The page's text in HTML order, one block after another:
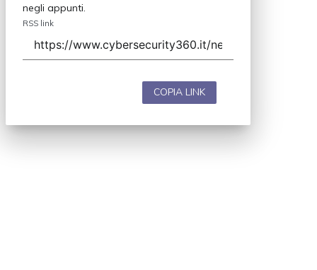
negli appunti.
RSS link
COPIA LINK